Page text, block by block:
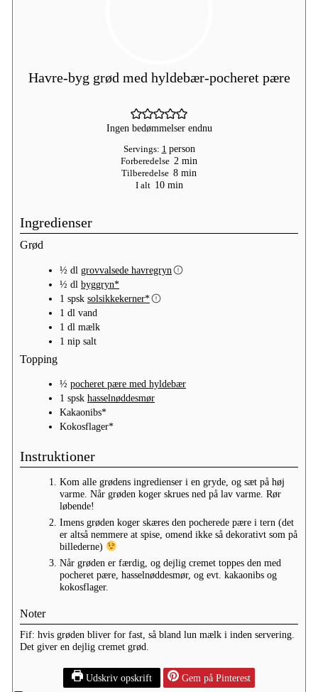
Havre-byg grød med hyldebær-pocheret pære
Ingen bedømmelser endnu
Servings: 1 person
Forberedelse 2 minutter
min
Tilberedelse 8minutter
min
I alt 10minutter
min
Ingredienser
Grød
½ dl grovvalsede havregryn
½ dl byggryn*
1 spsk solsikkekerner*
1 dl vand
1 dl mælk
1 nip salt
Topping
½ pocheret pære med hyldebær
1 spsk hasselnøddesmør
Kakaonibs*
Kokosflager*
Instruktioner
Kom alle grødens ingredienser i en gryde, og sæt på høj
varme. Når grøden koger skrues ned på lav varme. Rør
løbende!
Imens grøden koger skæres den pocherede pære i tern (det
er altså nemmere at spise, omend ikke så dekorativt som på
billederne)
Når grøden er færdig, og dejlig cremet toppes den med
pocheret pære, hasselnøddesmør, og evt. kakaonibs og
kokosflager.
Noter
Fif: hvis grøden bliver for fast, så bland lun mælk i inden servering.
Det giver en dejlig cremet grød.
Udskriv opskrift
Gem på Pinterest